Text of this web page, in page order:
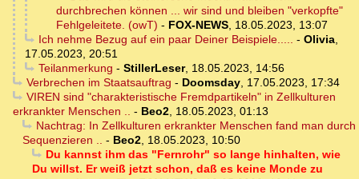
durchbrechen können ... wir sind und bleiben "verkopfte"
Fehlgeleitete. (owT) - FOX-NEWS 18.05.2023, 13:07
Ich nehme Bezug auf ein paar Deiner Beispiele.....
- Olivia,
17.05.2023, 20:51
Teilanmerkung - StillerLeser, 18.05.2023, 14:56
Verbrechen im Staatsauftrag - Doomsday, 17.05.2023, 17:34
VIREN sind "charakteristische Fremdpartikeln" in Zellkulturen
erkrankter Menschen ..
- Beo2 18.05.2023, 01:13
Nachtrag: In Zellkulturen erkrankter Menschen fand man durch
Sequenzieren ..
- Beo2 18.05.2023, 10:50
Du kannst ihm das "Fernrohr" so lange hinhalten, wie
Du willst. Er weiß jetzt schon, daß es keine Monde zu